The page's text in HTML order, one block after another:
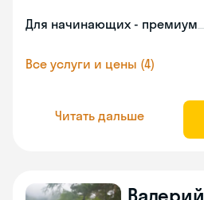
Для начинающих - премиум
Все услуги и цены (4)
Читать дальше
Валерий